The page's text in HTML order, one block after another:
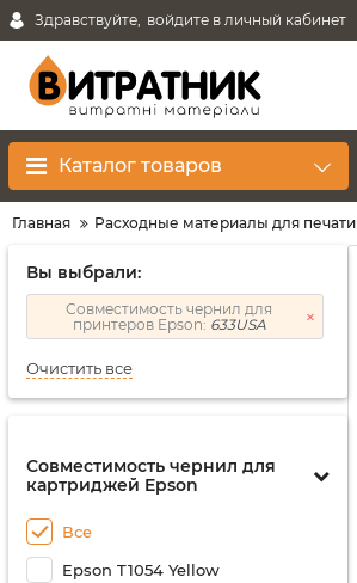
Здравствуйте, войдите в личный кабинет
Каталог товаров
Главная Расходные материалы для печати
Вы выбрали:
Совместимость чернил для
принтеров Epson: 633USA
Очистить все
Совместимость чернил для
картриджей Epson
Все
Epson T1054 Yellow